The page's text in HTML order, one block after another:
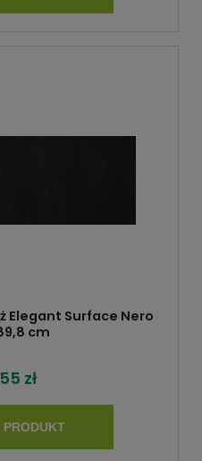
Elegant Surface Nero
cm
zł
PRODUKT